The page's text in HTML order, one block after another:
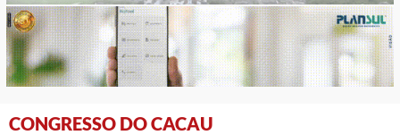
CONGRESSO DO CACAU